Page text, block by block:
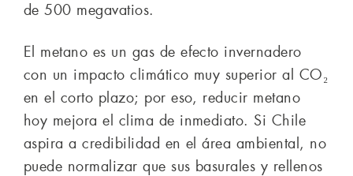
de 500 megavatios.
El metano es un gas de efecto invernadero
con un impacto climático muy superior al CO₂
en el corto plazo; por eso, reducir metano
hoy mejora el clima de inmediato. Si Chile
aspira a credibilidad en el área ambiental, no
puede normalizar que sus basurales y rellenos